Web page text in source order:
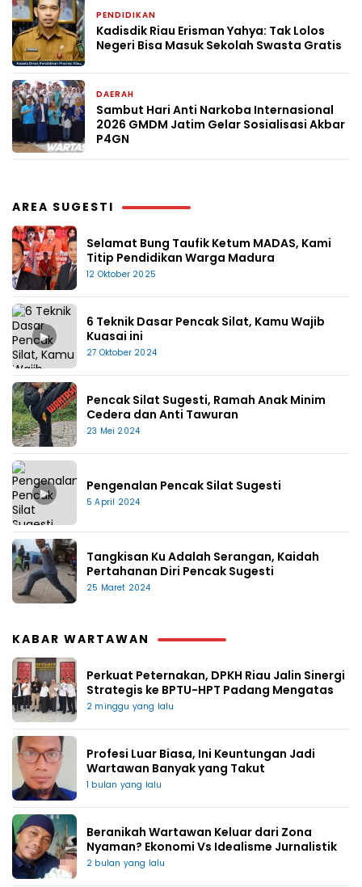
PENDIDIKAN
Kadisdik Riau Erisman Yahya: Tak Lolos
Negeri Bisa Masuk Sekolah Swasta Gratis
DAERAH
Sambut Hari Anti Narkoba Internasional
2026 GMDM Jatim Gelar Sosialisasi Akbar
P4GN
AREA SUGESTI
Selamat Bung Taufik Ketum MADAS, Kami
Titip Pendidikan Warga Madura
12 Oktober 2025
▶
6 Teknik Dasar Pencak Silat, Kamu Wajib
Kuasai ini
27 Oktober 2024
Pencak Silat Sugesti, Ramah Anak Minim
Cedera dan Anti Tawuran
23 Mei 2024
▶ Pengenalan Pencak Silat Sugesti
5 April 2024
Tangkisan Ku Adalah Serangan, Kaidah
Pertahanan Diri Pencak Sugesti
25 Maret 2024
KABAR WARTAWAN
Perkuat Peternakan, DPKH Riau Jalin Sinergi
Strategis ke BPTU-HPT Padang Mengatas
2 minggu yang lalu
Profesi Luar Biasa, Ini Keuntungan Jadi
Wartawan Banyak yang Takut
1 bulan yang lalu
Beranikah Wartawan Keluar dari Zona
Nyaman? Ekonomi Vs Idealisme Jurnalistik
2 bulan yang lalu